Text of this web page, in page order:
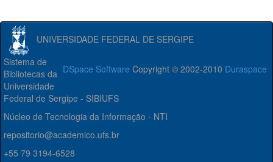
UNIVERSIDADE FEDERAL DE SERGIPE
DSpace Software Copyright © 2002-2010 Duraspace
Sistema de
Bibliotecas da
Universidade
Federal de Sergipe - SIBIUFS
Núcleo de Tecnologia da Informação - NTI
repositorio@academico.ufs.br
+55 79 3194-6528